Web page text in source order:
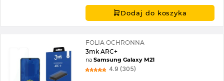
Dodaj do koszyka
FOLIA OCHRONNA
3mk ARC+
naSamsung Galaxy M21
4.9 (305)